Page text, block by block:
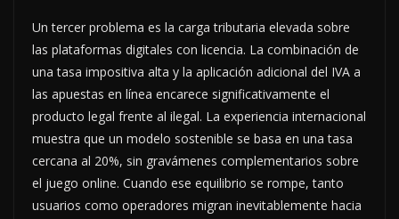
Un tercer problema es la carga tributaria elevada sobre
las plataformas digitales con licencia. La combinación de
una tasa impositiva alta y la aplicación adicional del IVA a
las apuestas en línea encarece significativamente el
producto legal frente al ilegal. La experiencia internacional
muestra que un modelo sostenible se basa en una tasa
cercana al 20%, sin gravámenes complementarios sobre
el juego online. Cuando ese equilibrio se rompe, tanto
usuarios como operadores migran inevitablemente hacia